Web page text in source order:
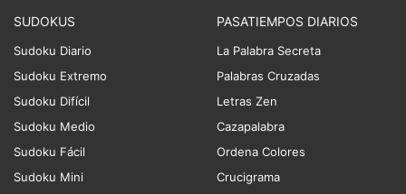
SUDOKUS
Sudoku Diario
Sudoku Extremo
Sudoku Difícil
Sudoku Medio
Sudoku Fácil
Sudoku Mini
PASATIEMPOS DIARIOS
La Palabra Secreta
Palabras Cruzadas
Letras Zen
Cazapalabra
Ordena Colores
Crucigrama